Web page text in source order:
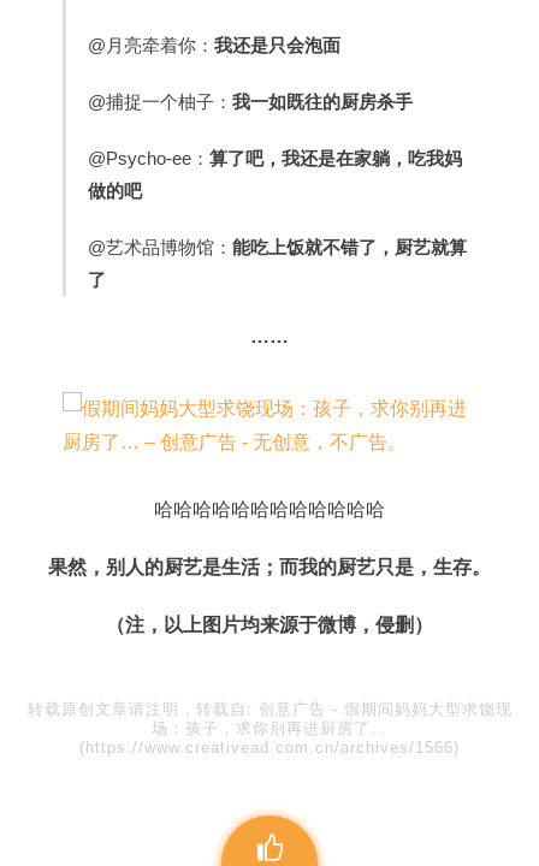
@月亮牵着你： 我还是只会泡面
@捕捉一个柚子： 我一如既往的厨房杀手
@Psycho-ee： 算了吧，我还是在家躺，吃我妈
做的吧
@艺术品博物馆： 能吃上饭就不错了，厨艺就算
了
……
哈哈哈哈哈哈哈哈哈哈哈哈
果然，别人的厨艺是生活；而我的厨艺只是，生存。
（注，以上图片均来源于微博，侵删）
转载原创文章请注明，转载自: 创意广告 - 假期间妈妈大型求饶现
场：孩子，求你别再进厨房了…
(https://www.creativead.com.cn/archives/1566)